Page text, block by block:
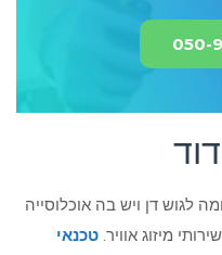
050-
לגוש דן ויש בה אוכלוסייה
מיזוג אוויר. טכנאי